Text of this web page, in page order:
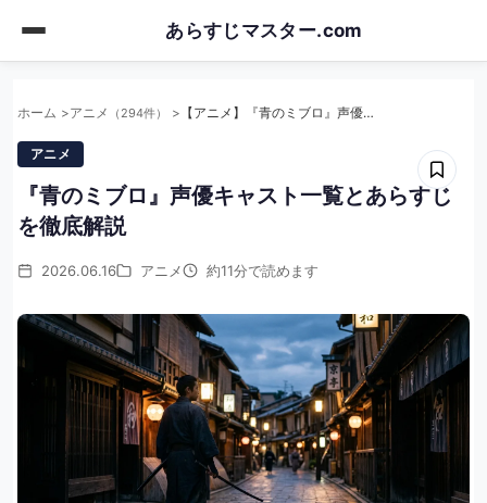
content
あらすじマスター.com
ホーム アニメ （294件） 【アニメ】『青のミブロ』声優キャスト一覧とあらすじを徹底解説
アニメ
『青のミブロ』声優キャスト一覧とあらすじ
を徹底解説
2026.06.16 アニメ 約11分で読めます